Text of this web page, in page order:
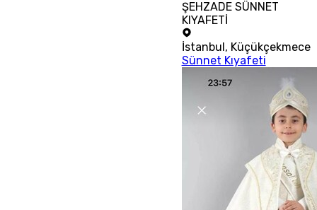
ŞEHZADE SÜNNET
KIYAFETİ
İstanbul , Küçükçekmece
Sünnet Kıyafeti